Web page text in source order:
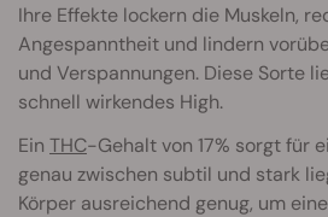
Ihre Effekte lockern die Muskeln,
Angespanntheit und lindern
und Verspannungen. Diese Sorte
schnell wirkendes High.
Ein THC-Gehalt von 17% sorgt für
genau zwischen subtil und stark
Körper ausreichend genug, um